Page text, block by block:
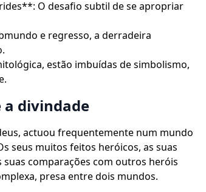
O desafio subtil de se apropriar
e regresso, a derradeira
estão imbuídas de simbolismo,
a divindade
actuou frequentemente num mundo
seus muitos feitos heróicos, as suas
comparações com outros heróis
presa entre dois mundos.